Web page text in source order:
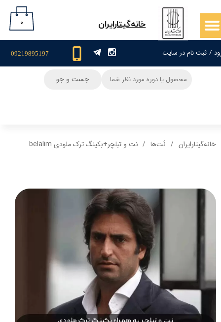
/ ثبت نام در سایت
حساب کاربری من
سفارشات
09219895197
​خانه‌گیتار‌ایران ۰
جست و جو
خانه‌گیتار‌ایران نُت‌ها نت و تبلچر+بکینگ ترک ملودی belalim